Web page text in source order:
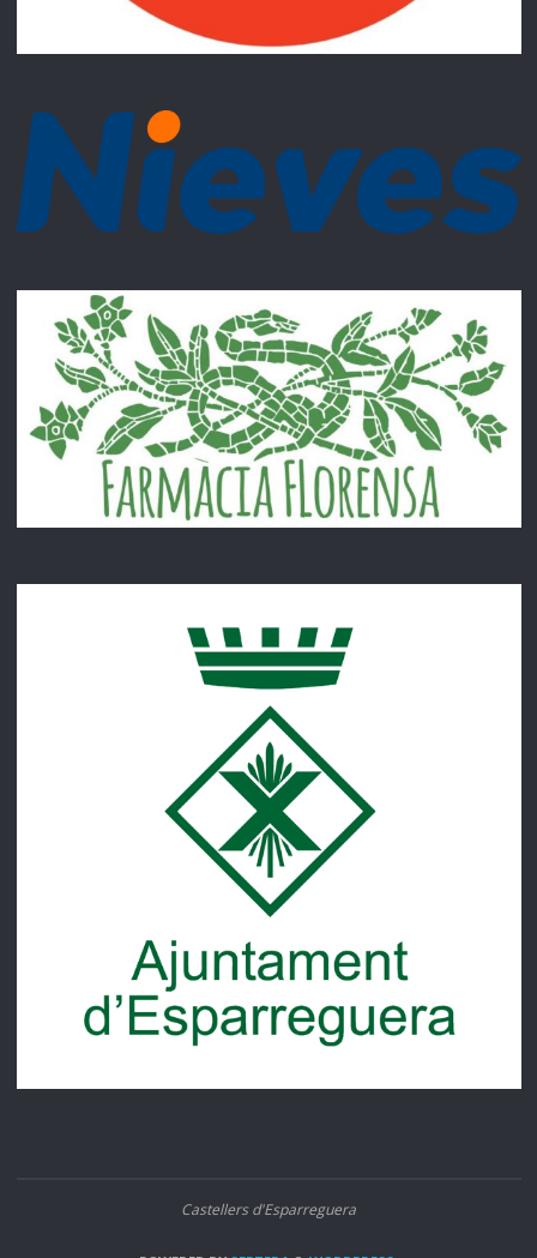
Marc Ramírez
Max Mompó
Ainol Sancho
Francesc Centelles
Francesc Serradó
Gerard Martínez
Maria Solernou
Xavi Planas
Miquel Ferret
Castellers d'Esparreguera